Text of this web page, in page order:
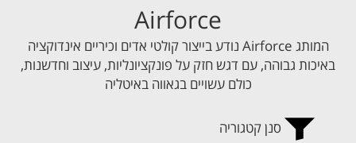
Airforce
המותג Airforce נודע בייצור קולטי אדים וכיריים אינדוקציה
באיכות גבוהה, עם דגש חזק על פונקציונליות, עיצוב וחדשנות,
כולם עשויים בגאווה באיטליה
סנן קטגוריה